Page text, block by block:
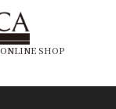
ONLINE SHOP